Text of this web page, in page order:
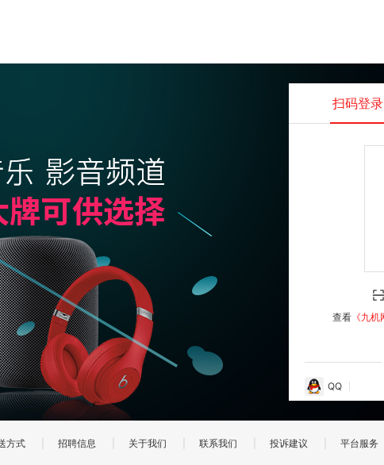
扫码登录
QQ
查看 《九
方式 招聘信息 关于我们 联系我们 投诉建议 平台服务